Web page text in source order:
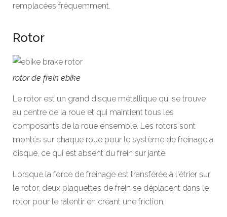
remplacées fréquemment.
Rotor
rotor de frein ebike
Le rotor est un grand disque métallique qui se trouve
au centre de la roue et qui maintient tous les
composants de la roue ensemble. Les rotors sont
montés sur chaque roue pour le système de freinage à
disque, ce qui est absent du frein sur jante.
Lorsque la force de freinage est transférée à l'étrier sur
le rotor, deux plaquettes de frein se déplacent dans le
rotor pour le ralentir en créant une friction.